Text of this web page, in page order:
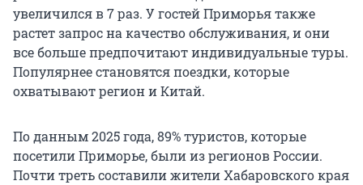
увеличился в 7 раз. У гостей Приморья также
растет запрос на качество обслуживания, и они
все больше предпочитают индивидуальные туры.
Популярнее становятся поездки, которые
охватывают регион и Китай.
По данным 2025 года, 89% туристов, которые
посетили Приморье, были из регионов России.
Почти треть составили жители Хабаровского края